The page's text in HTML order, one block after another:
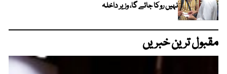
نہیں روکا جائے گا، وزیر داخلہ
مقبول ترین خبریں